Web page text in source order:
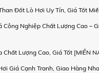
Đốt Lò Hơi Uy Tín, Giá Tốt
Công Nghiệp Chất Lượng Cao –
Lượng Cao, Giá Tốt [MIỀN
Giá Cạnh Tranh, Giao Hàng